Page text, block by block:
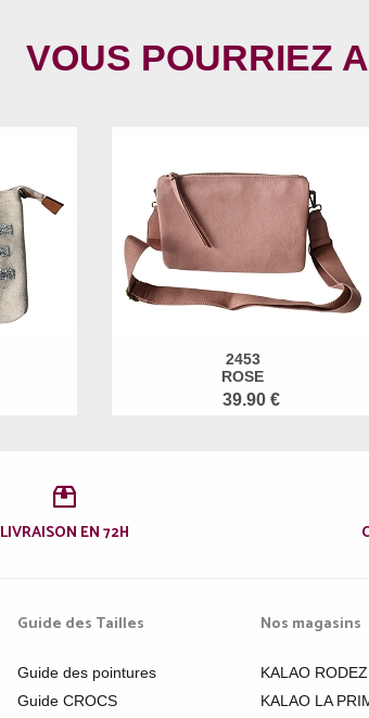
VOUS POURRIEZ
2453
ROSE
39.90 €
LIVRAISON EN 72H
Guide des Tailles
Guide des pointures
Guide CROCS
Nos magasins
KALAO
KALAO LA